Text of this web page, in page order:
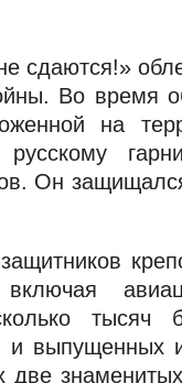
сдаются!»
Во время
на
Он
включая
тысяч
выпущенных
две